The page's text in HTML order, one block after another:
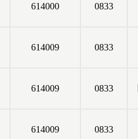
614000 0833
614009 0833
614009 0833
614009 0833